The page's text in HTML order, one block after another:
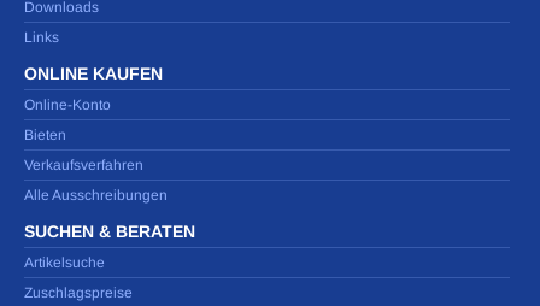
Downloads
Links
ONLINE KAUFEN
Online-Konto
Bieten
Verkaufsverfahren
Alle Ausschreibungen
SUCHEN & BERATEN
Artikelsuche
Zuschlagspreise